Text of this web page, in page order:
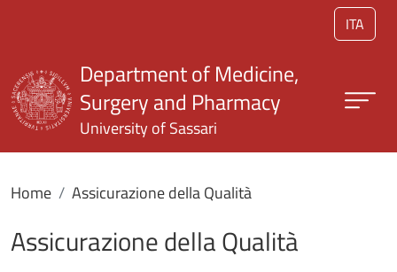
ITA
Department of Medicine,
Surgery and Pharmacy
University of Sassari
Home Assicurazione della Qualità
Assicurazione della Qualità